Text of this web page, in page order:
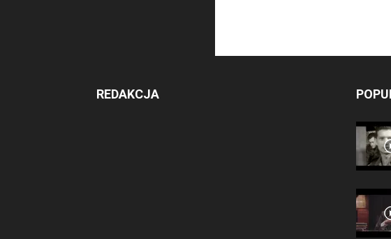
REDAKCJA